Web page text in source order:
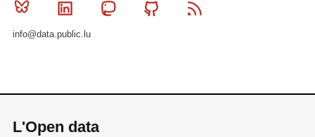
Bluesky Linkedin MastodonGithub
info@data.public.lu
L'Open data